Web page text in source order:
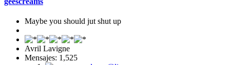
Maybe you should jut shut up
Avril Lavigne
Mensajes: 1,525